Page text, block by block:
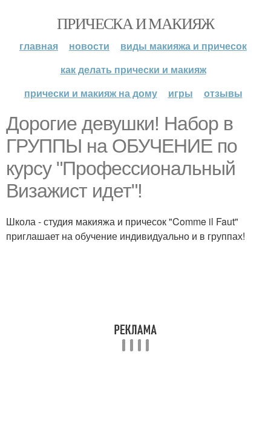
ПРИЧЕСКА И МАКИЯЖ
главная новости
виды макияжа и причесок
как делать прически и макияж
прически и макияж на дому
игры отзывы
Дорогие девушки! Набор в
ГРУППЫ на ОБУЧЕНИЕ по
курсу "Профессиональный
Визажист идет"!
Школа - студия макияжа и причесок "Comme il Faut"
приглашает на обучение индивидуально и в группах!